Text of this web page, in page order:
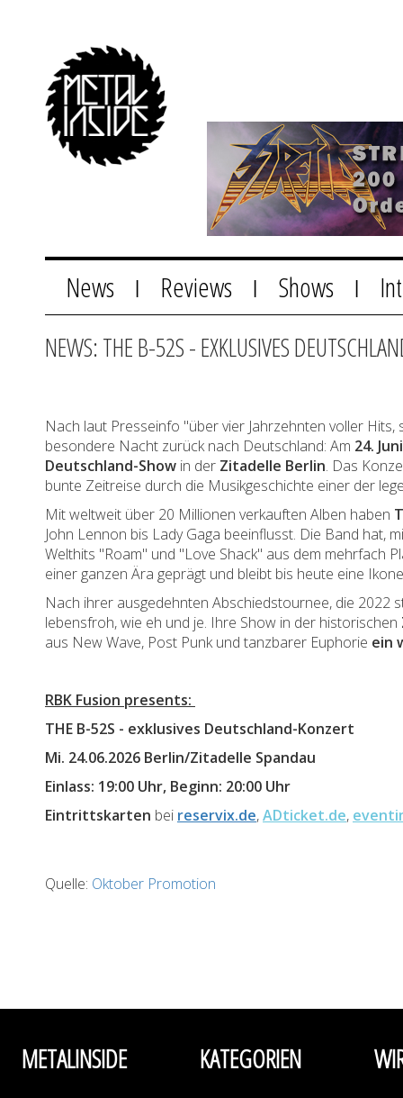
News Reviews Shows
NEWS: THE B-52S - EXKLUSIVES
Nach laut Presseinfo "über vier Jahrzehnten voller
besondere Nacht zurück nach Deutschland: Am 24.
Deutschland-Show in der Zitadelle Berlin. Das
bunte Zeitreise durch die Musikgeschichte einer der
Mit weltweit über 20 Millionen verkauften Alben haben
John Lennon bis Lady Gaga beeinflusst. Die Band hat,
Welthits "Roam" und "Love Shack" aus dem mehrfach
einer ganzen Ära geprägt und bleibt bis heute eine
Nach ihrer ausgedehnten Abschiedstournee, die 2022
lebensfroh, wie eh und je. Ihre Show in der historischen
aus New Wave, Post Punk und tanzbarer Euphorie ein
RBK Fusion presents:
THE B-52S - exklusives Deutschland-Konzert
Mi. 24.06.2026 Berlin/Zitadelle Spandau
Einlass: 19:00 Uhr, Beginn: 20:00 Uhr
Eintrittskarten bei reservix.de,ADticket.de,
Quelle: Oktober Promotion
METALINSIDE KATEGORIEN